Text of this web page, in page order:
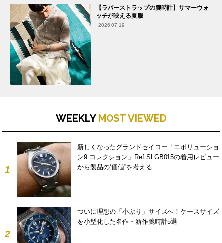
【ラバーストラップの腕時計】サマーウォ
ッチが映える夏服
2026.07.19
WEEKLY MOST VIEWED
1
新しくなったグランドセイコー「エボリューショ
ン9 コレクション」Ref.SLGB015の着用レビュー
から製品の“価値”を考える
2
ついに理想の「小ぶり」サイズへ！ケースサイズ
を小型化した名作・新作腕時計5選